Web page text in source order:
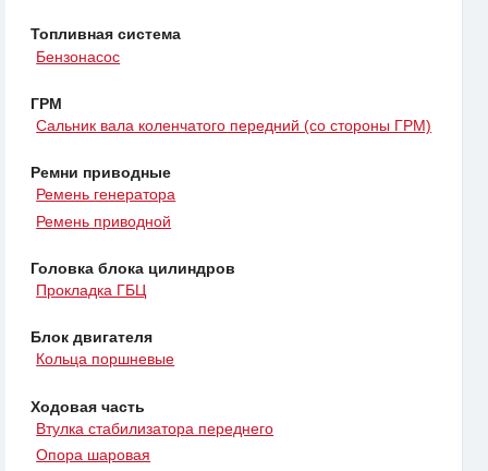
Топливная система
Бензонасос
ГРМ
Сальник вала коленчатого передний (со стороны ГРМ)
Ремни приводные
Ремень генератора
Ремень приводной
Головка блока цилиндров
Прокладка ГБЦ
Блок двигателя
Кольца поршневые
Ходовая часть
Втулка стабилизатора переднего
Опора шаровая